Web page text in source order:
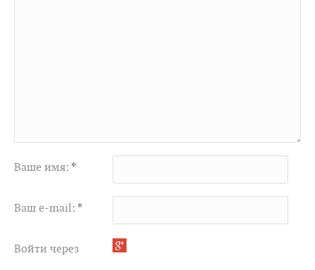
Ваше имя: *
Ваш e-mail: *
Войти через